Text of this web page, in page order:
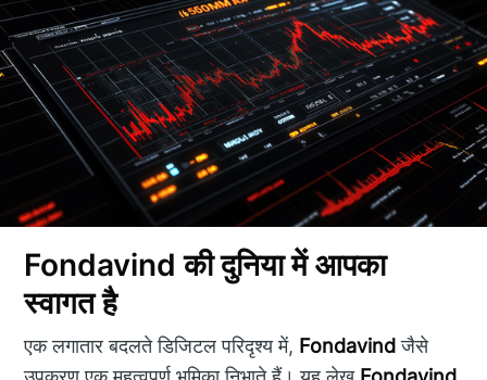
Fondavind की दुनिया में आपका
स्वागत है
एक लगातार बदलते डिजिटल परिदृश्य में, Fondavind जैसे